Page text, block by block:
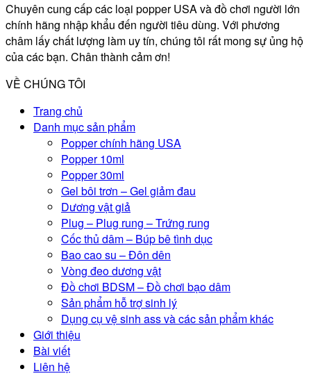
Chuyên cung cấp các loại popper USA và đồ chơi người lớn
chính hãng nhập khẩu đến người tiêu dùng. Với phương
châm lấy chất lượng làm uy tín, chúng tôi rất mong sự ủng hộ
của các bạn. Chân thành cảm ơn!
VỀ CHÚNG TÔI
Trang chủ
Danh mục sản phẩm
Popper chính hãng USA
Popper 10ml
Popper 30ml
Gel bôi trơn – Gel giảm đau
Dương vật giả
Plug – Plug rung – Trứng rung
Cốc thủ dâm – Búp bê tình dục
Bao cao su – Đôn dên
Vòng đeo dương vật
Đồ chơi BDSM – Đồ chơi bạo dâm
Sản phẩm hỗ trợ sinh lý
Dụng cụ vệ sinh ass và các sản phẩm khác
Giới thiệu
Bài viết
Liên hệ